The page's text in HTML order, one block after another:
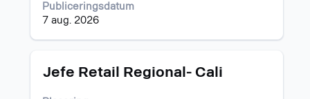
Publiceringsdatum
7 aug. 2026
i
jobbeskrivningen.
Titel
Jefe Retail Regional- Cali
Klicka
blankstegstangenten